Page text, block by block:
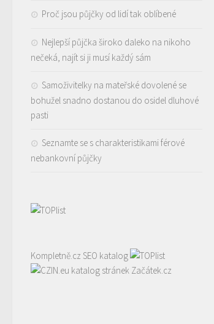
Proč jsou půjčky od lidí tak oblíbené
Nejlepší půjčka široko daleko na nikoho
nečeká, najít si ji musí každý sám
Samoživitelky na mateřské dovolené se
bohužel snadno dostanou do osidel dluhové
pasti
Seznamte se s charakteristikami férové
nebankovní půjčky
Kompletně.cz SEO katalog
katalog stránek Začátek.cz